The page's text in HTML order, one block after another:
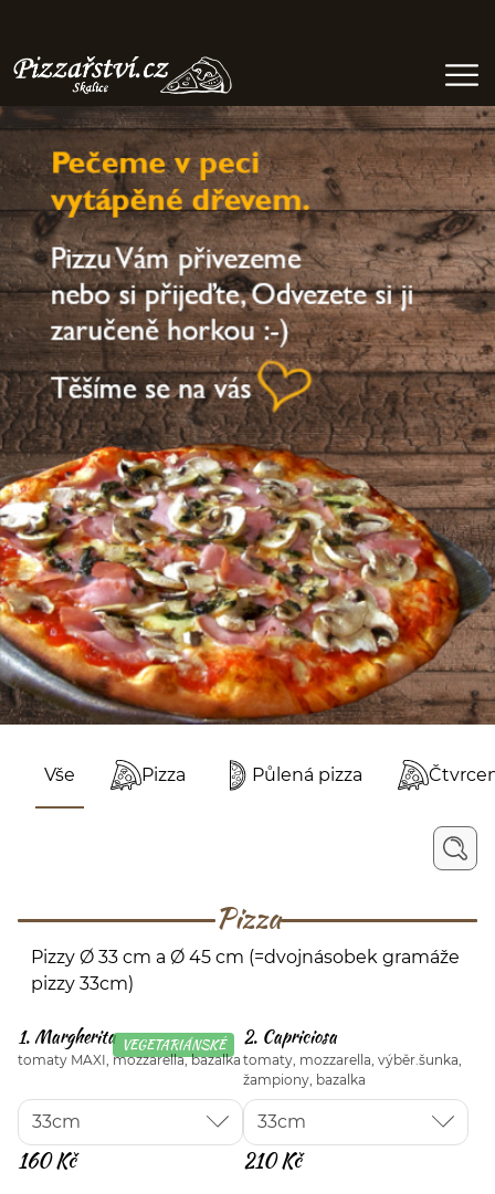
Vše Pizza Půlená pizza
Pizza
Pizzy Ø 33 cm a Ø 45 cm (=dvojnásobek gramáže
pizzy 33cm)
VEGETARIÁNSKÉ
1. Margherita
tomaty MAXI, mozzarella, bazalka
160 Kč
2. Capriciosa
tomaty, mozzarella, výběr.šunka,
žampiony, bazalka
210 Kč